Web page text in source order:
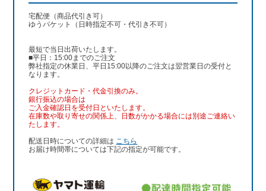
宅配便（商品代引き可）
ゆうパケット（日時指定不可・代引き不可）
最短で当日出荷いたします。
■平日：15:00までのご注文
弊社指定の休業日、平日15:00以降のご注文は翌営業日の受付と
なります。
クレジットカード・代金引換のみ。
銀行振込の場合は
ご入金確認日を受付日といたします。
在庫数や取り寄せの関係上、日数がかかる場合には別途ご連絡い
たします。
配送日時についての詳細は こちら
お届け時間帯については下記の指定が可能です。